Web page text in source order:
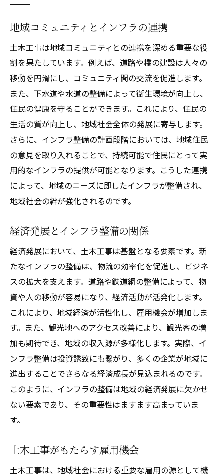
地域コミュニティとインフラの連携
土木工事は地域コミュニティとの連携を深める重要な役
割を果たしています。例えば、道路や橋の建設は人々の
移動を円滑にし、コミュニティ間の交流を促進します。
また、下水道や水道の整備によって衛生環境が向上し、
住民の健康を守ることができます。これにより、住民の
生活の質が向上し、地域社会全体の発展に寄与します。
さらに、インフラ整備の計画段階においては、地域住民
の意見を取り入れることで、持続可能で住民にとって実
用的なインフラの提供が可能となります。こうした連携
によって、地域のニーズに即したインフラが整備され、
地域社会の絆が強化されるのです。
経済発展とインフラ整備の関係
経済発展において、土木工事は基盤となる要素です。新
たなインフラの整備は、物流の効率化を促進し、ビジネ
スの拡大を支えます。道路や鉄道網の整備によって、物
資や人の移動が容易になり、経済活動が活発化します。
これにより、地域経済が活性化し、雇用機会が増加しま
す。また、観光地へのアクセス改善により、観光客の増
加も期待でき、地域の収入源が多様化します。実際、イ
ンフラ整備は投資誘致にも繋がり、多くの企業が地域に
進出することでさらなる経済成長が見込まれるのです。
このように、インフラの整備は地域の経済発展に欠かせ
ない要素であり、その重要性はますます高まっていま
す。
土木工事がもたらす雇用機会
土木工事は、地域社会における重要な雇用の源として機